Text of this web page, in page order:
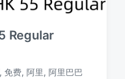
Regular
, 免费, 阿里, 阿里巴巴